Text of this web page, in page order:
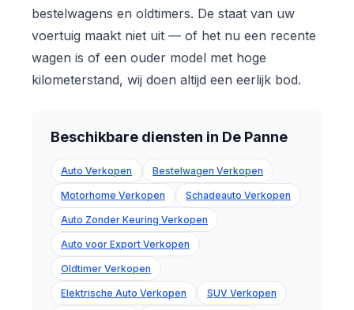
bestelwagens en oldtimers. De staat van uw
voertuig maakt niet uit — of het nu een recente
wagen is of een ouder model met hoge
kilometerstand, wij doen altijd een eerlijk bod.
Beschikbare diensten in De Panne
Auto Verkopen Bestelwagen Verkopen
Motorhome Verkopen Schadeauto Verkopen
Auto Zonder Keuring Verkopen
Auto voor Export Verkopen
Oldtimer Verkopen
Elektrische Auto Verkopen SUV Verkopen